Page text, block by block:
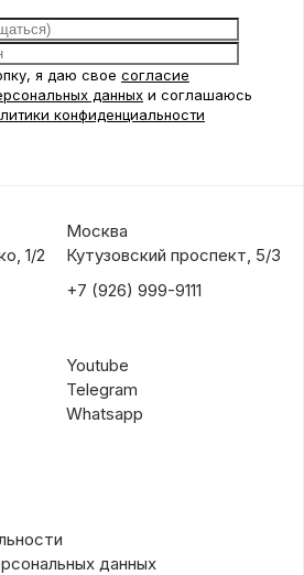
я даю свое согласие
данных и соглашаюсь
конфиденциальности
1/2
Москва
Кутузовский проспект, 5/3
+7 (926) 999-9111
Youtube
Telegram
Whatsapp
данных